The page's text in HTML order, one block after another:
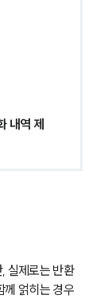
실제로는 반환
께 얽히는 경우